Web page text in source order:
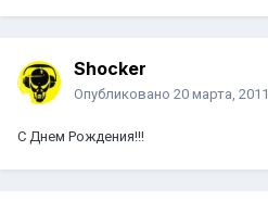
Shocker
Опубликовано 20 марта, 2011
С Днем Рождения!!!